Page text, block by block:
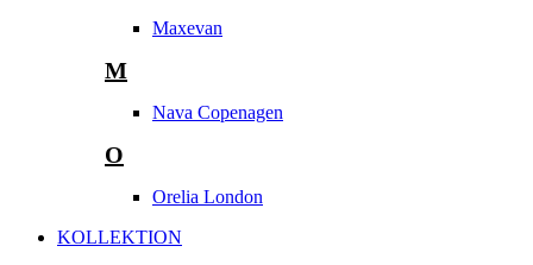
Maxevan
M
Nava Copenagen
O
Orelia London
KOLLEKTION